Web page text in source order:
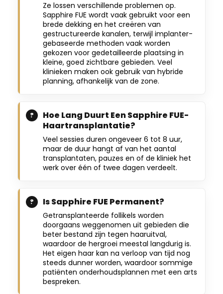
Ze lossen verschillende problemen op.
Sapphire FUE wordt vaak gebruikt voor een
brede dekking en het creëren van
gestructureerde kanalen, terwijl implanter-
gebaseerde methoden vaak worden
gekozen voor gedetailleerde plaatsing in
kleine, goed zichtbare gebieden. Veel
klinieken maken ook gebruik van hybride
planning, afhankelijk van de zone.
Hoe Lang Duurt Een Sapphire FUE-
Haartransplantatie?
Veel sessies duren ongeveer 6 tot 8 uur,
maar de duur hangt af van het aantal
transplantaten, pauzes en of de kliniek het
werk over één of twee dagen verdeelt.
Is Sapphire FUE Permanent?
Getransplanteerde follikels worden
doorgaans weggenomen uit gebieden die
beter bestand zijn tegen haaruitval,
waardoor de hergroei meestal langdurig is.
Het eigen haar kan na verloop van tijd nog
steeds dunner worden, waardoor sommige
patiënten onderhoudsplannen met een arts
bespreken.